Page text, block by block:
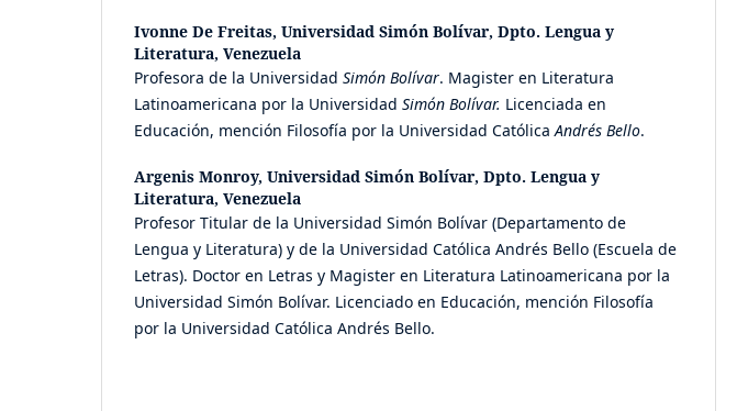
Ivonne De Freitas, Universidad Simón Bolívar, Dpto. Lengua y
Literatura, Venezuela
Profesora de la Universidad Simón Bolívar. Magister en Literatura
Latinoamericana por la Universidad Simón Bolívar. Licenciada en
Educación, mención Filosofía por la Universidad CatólicaAndrés Bello.
Argenis Monroy, Universidad Simón Bolívar, Dpto. Lengua y
Literatura, Venezuela
Profesor Titular de la Universidad Simón Bolívar (Departamento de
Lengua y Literatura) y de la Universidad Católica Andrés Bello (Escuela de
Letras). Doctor en Letras y Magister en Literatura Latinoamericana por la
Universidad Simón Bolívar. Licenciado en Educación, mención Filosofía
por la Universidad Católica Andrés Bello.